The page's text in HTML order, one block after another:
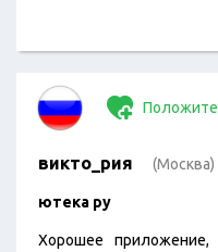
викто_рия (Москва)
ютека ру
Хорошее приложение,